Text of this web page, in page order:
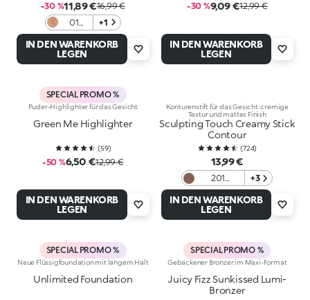
-30 %11,89 €16,99 €
01
Warm
Sienna
+1
IN DEN WARENKORB
LEGEN
-30 %9,09 €12,99 €
IN DEN WARENKORB
LEGEN
SPECIAL PROMO %
Puder-Highlighter für das Gesicht
Green Me Highlighter
(59)
-50 %6,50 €12,99 €
IN DEN WARENKORB
LEGEN
Konturenstift für das Gesicht: cremige
Textur und mattes Finish
Sculpting Touch Creamy Stick
Contour
(724)
13,99 €
201
Chocolate
+3
IN DEN WARENKORB
LEGEN
SPECIAL PROMO %
Neue Flüssigfoundation mit langem Halt
Unlimited Foundation
SPECIAL PROMO %
Gebackener Bronzer im Maxi-Format
Juicy Fizz Sunkissed Lumi-
Bronzer